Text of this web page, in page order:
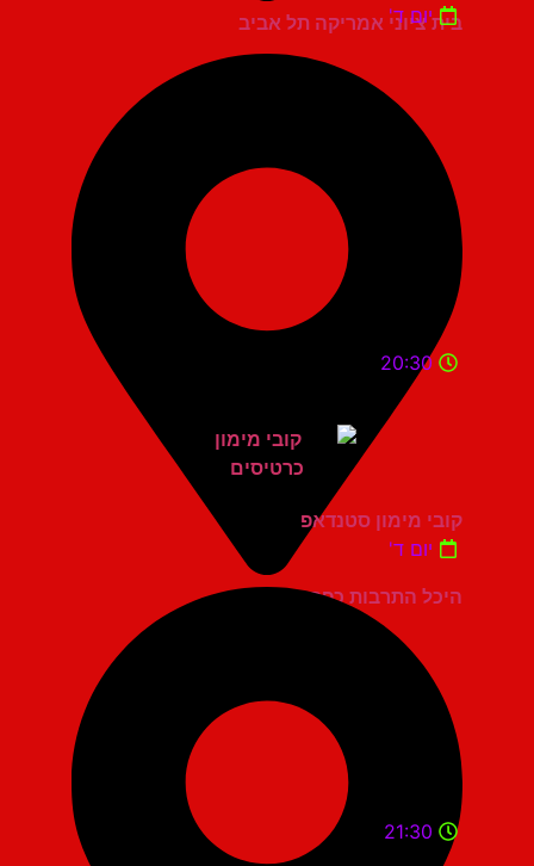
בית ציוני אמריקה תל אביב
יום ד'
היכל התרבות כפר סבא
20:30
קובי מימון סטנדאפ
יום ד'
21:30